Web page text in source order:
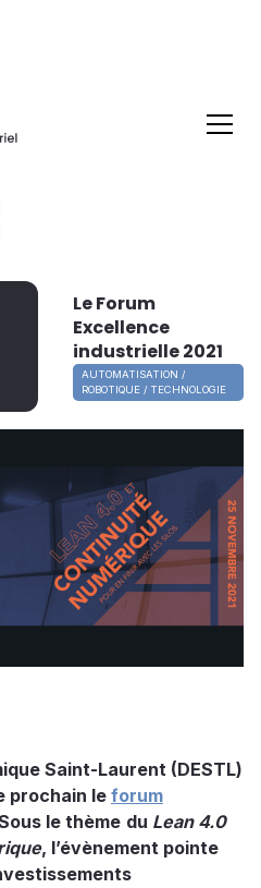
Le Forum
Excellence
industrielle 2021
AUTOMATISATION /
ROBOTIQUE / TECHNOLOGIE
Saint-Laurent (DESTL)
prochain le forum
le thème du Lean 4.0
, l’évènement pointe